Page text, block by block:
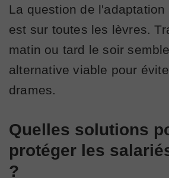
La question de
est sur toutes les lèvres.
matin ou tard le soir
alternative viable pour
drames.
Quelles solutions
protéger les
?